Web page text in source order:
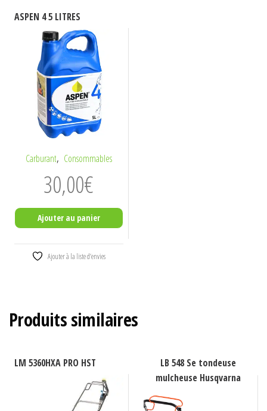
ASPEN 4 5 LITRES
Carburant, Consommables
30,00€
Ajouter au panier
Ajouter à la liste d’envies
Produits similaires
LM 5360HXA PRO HST
LB 548 Se tondeuse
mulcheuse Husqvarna